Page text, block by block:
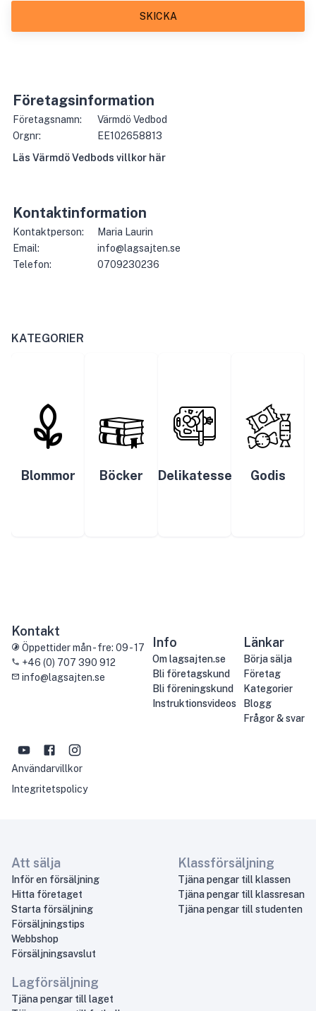
SKICKA
Företagsinformation
Företagsnamn:
Värmdö Vedbod
Orgnr:
EE102658813
Läs Värmdö Vedbods villkor här
Kontaktinformation
Kontaktperson:
Maria Laurin
Email:
info@lagsajten.se
Telefon:
0709230236
KATEGORIER
Blommor Böcker Delikatesser Godis
Kontakt
Öppettider mån - fre: 09 - 17
+46 (0) 707 390 912
info@lagsajten.se
Info
Om lagsajten.se
Bli företagskund
Bli föreningskund
Instruktionsvideos
Länkar
Börja sälja
Företag
Kategorier
Blogg
Frågor & svar
Användarvillkor
Integritetspolicy
Att sälja
Inför en försäljning
Hitta företaget
Starta försäljning
Försäljningstips
Webbshop
Försäljningsavslut
Klassförsäljning
Tjäna pengar till klassen
Tjäna pengar till klassresan
Tjäna pengar till studenten
Lagförsäljning
Tjäna pengar till laget